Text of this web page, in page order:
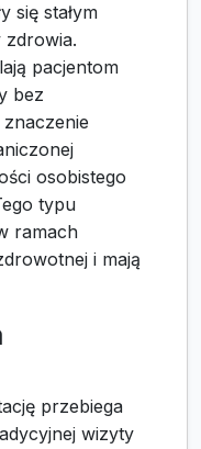
się stałym
zdrowia.
pacjentom
bez
osobistego
typu
ramach
i mają
przebiega
wizyty